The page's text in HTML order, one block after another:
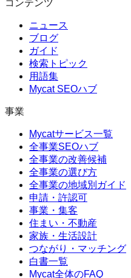
コンテンツ
ニュース
ブログ
ガイド
検索トピック
用語集
Mycat SEOハブ
事業
Mycatサービス一覧
全事業SEOハブ
全事業の改善候補
全事業の選び方
全事業の地域別ガイド
申請・許認可
事業・集客
住まい・不動産
家族・生活設計
つながり・マッチング
白書一覧
Mycat全体のFAQ